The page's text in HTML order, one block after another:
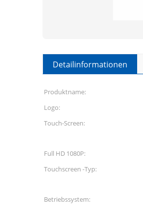
Detailinformationen
Produktname:
Logo:
Touch-Screen:
Full HD 1080P:
Touchscreen -Typ:
Betriebssystem: